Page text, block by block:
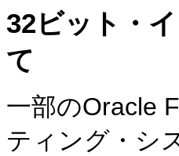
32ビット・
て
一部のOracle
ティング・シ